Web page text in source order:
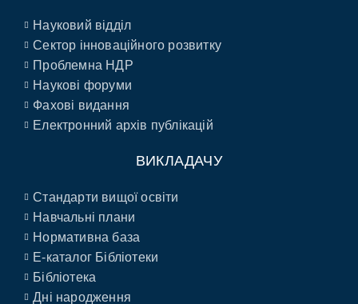
Науковий відділ
Сектор інноваційного розвитку
Проблемна НДР
Наукові форуми
Фахові видання
Електронний архів публікацій
ВИКЛАДАЧУ
Стандарти вищої освіти
Навчальні плани
Нормативна база
E-каталог Бібліотеки
Бібліотека
Дні народження